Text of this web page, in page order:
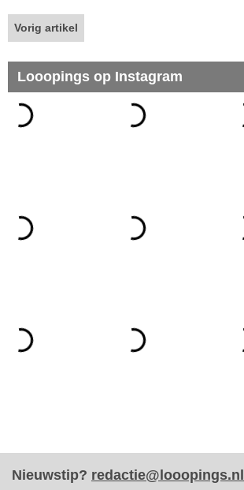
Vorig artikel
Looopings op Instagram
Nieuwstip? redactie@looopings.nl